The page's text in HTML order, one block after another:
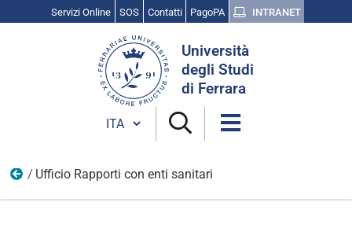
Servizi Online SOS Contatti PagoPA INTRANET
Università
degli Studi
di Ferrara
Cambia lingua
Uffici
Ufficio Rapporti con enti sanitari